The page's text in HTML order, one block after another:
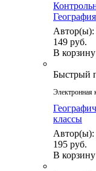
Автор(ы):
149 руб.
В корзину
Быстрый
Электронная
классы
Автор(ы):
195 руб.
В корзину